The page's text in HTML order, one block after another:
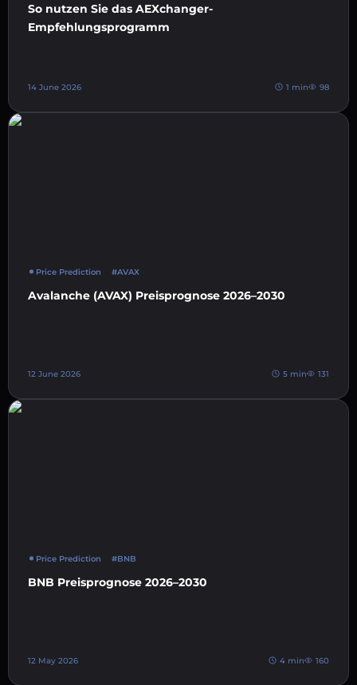
So nutzen Sie das AEXchanger-
Empfehlungsprogramm
14 June 2026 1 min 98
Price Prediction #AVAX
Avalanche (AVAX) Preisprognose 2026–2030
12 June 2026 5 min 131
Price Prediction #BNB
BNB Preisprognose 2026–2030
12 May 2026 4 min 160